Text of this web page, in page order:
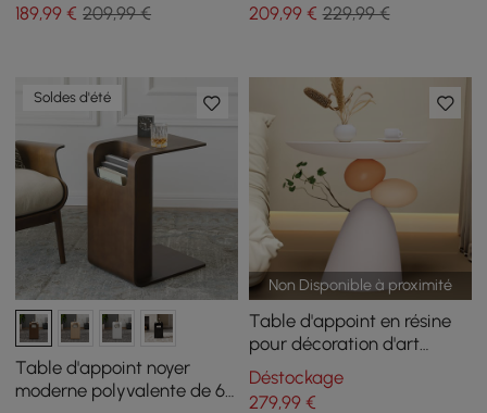
189,99 € 209,99 €
209,99€ 229,99 €
Soldes d'été
Table d'appoint noyer
moderne polyvalente de 60
Non Disponible à proximité
Table d'appoint en résine
pour décoration d'art
végétal abstrait
Déstockage
279,99€